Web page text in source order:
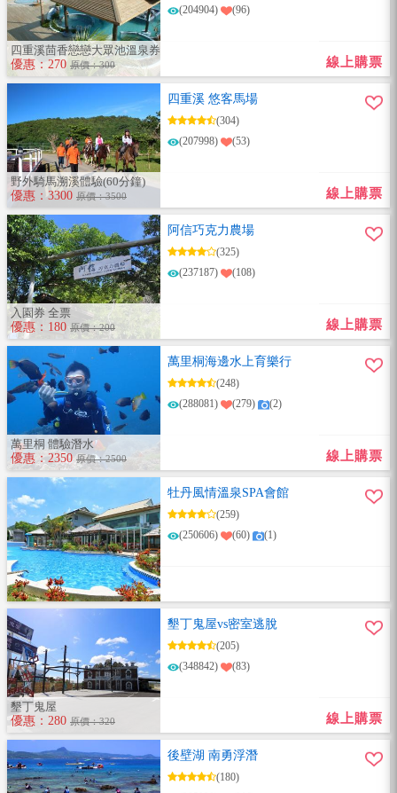
(204904)
(96)
線上購票
四重溪茴香戀戀大眾池溫泉券
優惠：270 原價：300
四重溪 悠客馬場
(304)
(207998)
(53)
線上購票
野外騎馬溯溪體驗(60分鐘)
優惠：3300 原價：3500
阿信巧克力農場
(325)
(237187)
(108)
線上購票
入園券 全票
優惠：180 原價：200
萬里桐海邊水上育樂行
(248)
(288081)
(279) (2)
線上購票
萬里桐 體驗潛水
優惠：2350 原價：2500
牡丹風情溫泉SPA會館
(259)
(250606)
(60) (1)
墾丁鬼屋vs密室逃脫
(205)
(348842)
(83)
線上購票
墾丁鬼屋
優惠：280 原價：320
後壁湖 南勇浮潛
(180)